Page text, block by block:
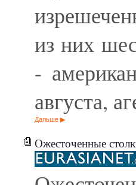
из них
-
августа,
Дальше
Ожесточенные столкновения